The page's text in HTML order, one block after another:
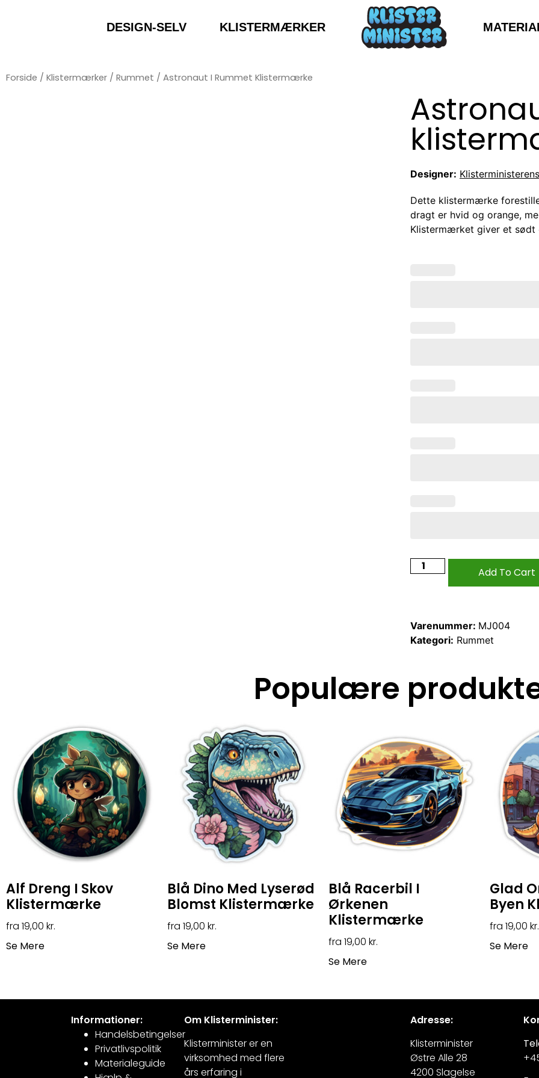
DESIGN-SELV KLISTERMÆRKER
Forside / Klistermærker / Rummet / Astronaut I Rummet Klistermærke
Designer:
Dette klistermærke
dragt er hvid og orange,
Klistermærket giver et sødt
Add To Cart
Varenummer: MJ004
Kategori: Rummet
Populære
Alf Dreng I Skov
Klistermærke
19,00 kr.
Se Mere
Blå Dino Med Lyserød
Blomst Klistermærke
19,00 kr.
Se Mere
Blå Racerbil I
Ørkenen
Klistermærke
19,00 kr.
Se Mere
Glad
Byen
19,00 kr.
Se Mere
Informationer:
Handelsbetingelser
Privatlivspolitik
Materialeguide
Om Klisterminister:
Klisterminister er en
virksomhed med flere
års erfaring i
Adresse:
Klisterminister
Østre Alle 28
4200 Slagelse